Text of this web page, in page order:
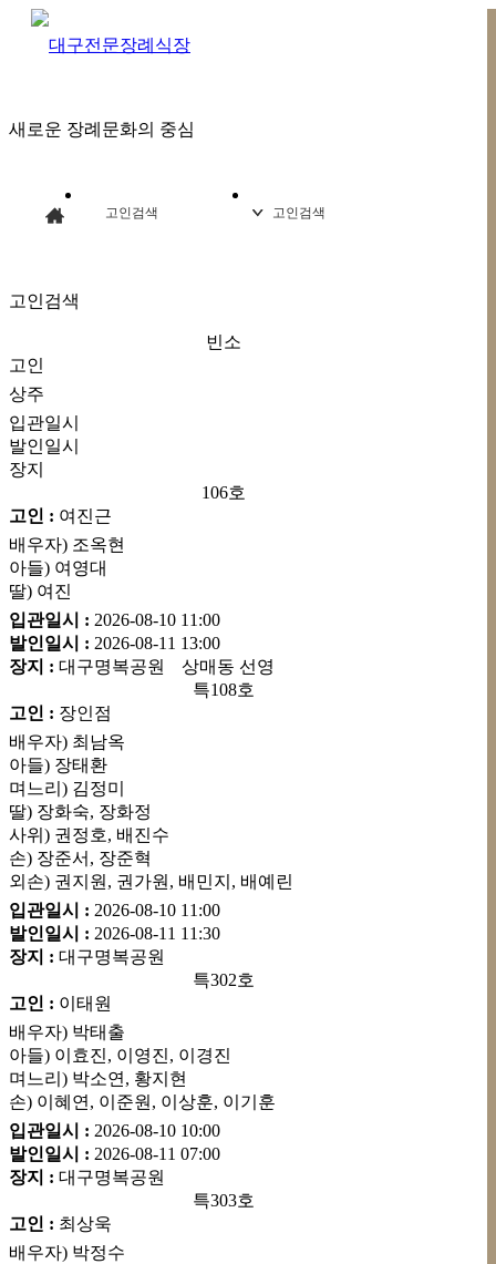
새 로운 장례 문화의 중심
고인검색 고인검색
고인검색
빈소
고인
상주
입관일시
발인일시
장지
106호
고인 : 여진근
배우자) 조옥현
아들) 여영대
딸) 여진
입관일시 : 2026-08-10 11:00
발인일시 : 2026-08-11 13:00
장지 : 대구명복공원
상매동 선영
특108호
고인 : 장인점
배우자) 최남옥
아들) 장태환
며느리) 김정미
딸) 장화숙, 장화정
사위) 권정호, 배진수
손) 장준서, 장준혁
외손) 권지원, 권가원, 배민지, 배예린
입관일시 : 2026-08-10 11:00
발인일시 : 2026-08-11 11:30
장지 : 대구명복공원
특302호
고인 : 이태원
배우자) 박태출
아들) 이효진, 이영진, 이경진
며느리) 박소연, 황지현
손) 이혜연, 이준원, 이상훈, 이기훈
입관일시 : 2026-08-10 10:00
발인일시 : 2026-08-11 07:00
장지 : 대구명복공원
특303호
고인 : 최상욱
배우자) 박정수